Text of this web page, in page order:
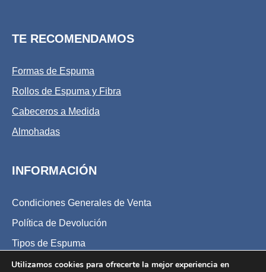
TE RECOMENDAMOS
Formas de Espuma
Rollos de Espuma y Fibra
Cabeceros a Medida
Almohadas
INFORMACIÓN
Condiciones Generales de Venta
Política de Devolución
Tipos de Espuma
Tipos de Viscoelásticas
Utilizamos cookies para ofrecerte la mejor experiencia en